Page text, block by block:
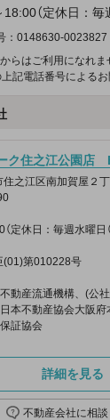
（定休日：毎
：0148630-0023827
らはご利用になれま
記電話番号によるお
ク住之江公園店
住之江区南加賀屋
定休日：毎週水曜日（
(01)第010228号
不動産流通機構、(公
本不動産協会大阪府
証協会
詳細を見る
不動産会社に相